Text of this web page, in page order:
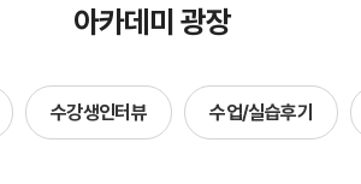
채용/취업정보
자격증정보
자료실
이벤트
수강생작품
아카데미 광장
수강생인터뷰 수업/실습후기